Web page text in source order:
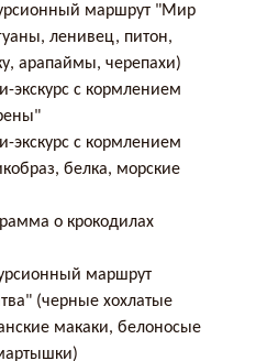
маршрут "Мир
ленивец, питон,
арапаймы, черепахи)
экскурс с кормлением
экскурс с кормлением
белка, морские
о крокодилах
маршрут
(черные хохлатые
макаки, белоносые